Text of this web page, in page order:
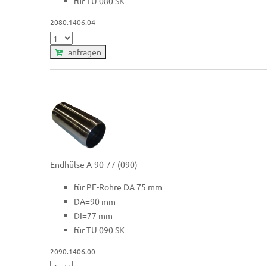
2080.1406.04
anfragen
Endhülse A-90-77 (090)
für PE-Rohre DA 75 mm
DA=90 mm
DI=77 mm
für TU 090 SK
2090.1406.00